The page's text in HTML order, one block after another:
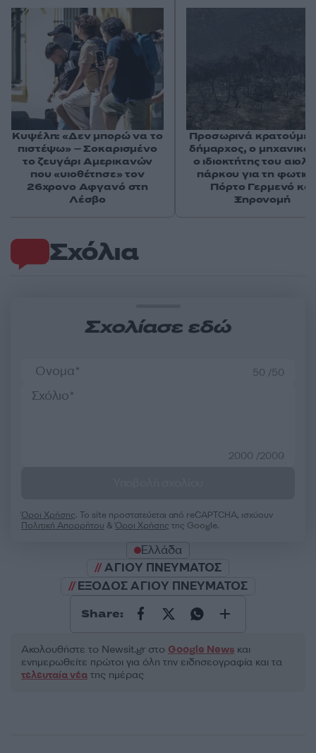
Σχόλια
Σχολίασε εδώ
50 /50
2000 /2000
Όροι Χρήσης. Το site προστατεύεται από reCAPTCHA, ισχύουν
Πολιτική Απορρήτου &Όροι Χρήσης της Google.
Ελλάδα
ΑΓΙΟΥ ΠΝΕΥΜΑΤΟΣ
ΕΞΟΔΟΣ ΑΓΙΟΥ ΠΝΕΥΜΑΤΟΣ
Share:
Ακολουθήστε το Νewsit.gr στο Google News και
ενημερωθείτε πρώτοι για όλη την ειδησεογραφία και τα
τελευταία νέα της ημέρας
Κυψέλη: «Δεν μπορώ να το
πιστέψω» – Σοκαρισμένο
το ζευγάρι Αμερικανών
που «υιοθέτησε» τον
26χρονο Αφγανό στη
Λέσβο
Προσωρινά
δήμαρχος, ο μηχανικός
ο ιδιοκτήτης του
πάρκου για τη φωτιά
Πόρτο Γερμενό και
Ξηρονομή